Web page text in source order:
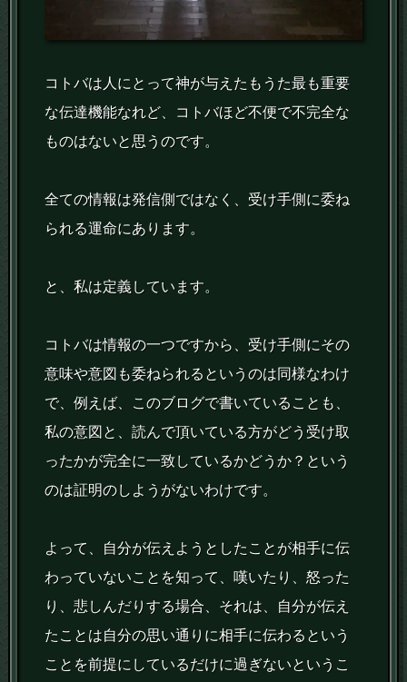
コトバは人にとって神が与えたもうた最も重要
な伝達機能なれど、コトバほど不便で不完全な
ものはないと思うのです。
全ての情報は発信側ではなく、受け手側に委ね
られる運命にあります。
と、私は定義しています。
コトバは情報の一つですから、受け手側にその
意味や意図も委ねられるというのは同様なわけ
で、例えば、このブログで書いていることも、
私の意図と、読んで頂いている方がどう受け取
ったかが完全に一致しているかどうか？という
のは証明のしようがないわけです。
よって、自分が伝えようとしたことが相手に伝
わっていないことを知って、嘆いたり、怒った
り、悲しんだりする場合、それは、自分が伝え
たことは自分の思い通りに相手に伝わるという
ことを前提にしているだけに過ぎないというこ